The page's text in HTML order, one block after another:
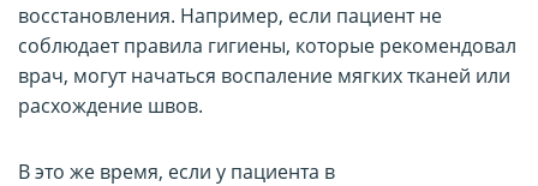
восстановления. Например, если пациент не
соблюдает правила гигиены, которые рекомендовал
врач, могут начаться воспаление мягких тканей или
расхождение швов.
В это же время, если у пациента в